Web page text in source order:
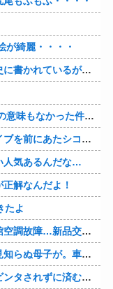
が綺麗・・・・
ているんでバカではないよな？
もなかった件www
あたシコ欲全開www
人気あるんだな…
解なんだよ！
たよ
円…高額費用に「高すぎる」
は、結局“やったもん勝ち”になってしまうのでしょうか？
されずに済む方法